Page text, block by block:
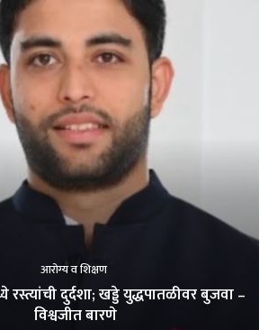
आरोग्य व शिक्षण
रस्त्यांची दुर्दशा; खड्डे युद्धपातळीवर बुजवा –
विश्वजीत बारणे